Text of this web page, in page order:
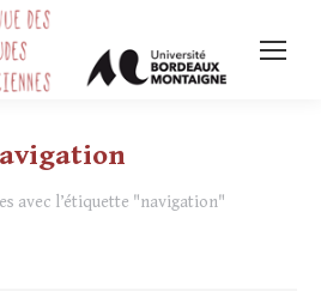
avec l’étiquette "navigation"